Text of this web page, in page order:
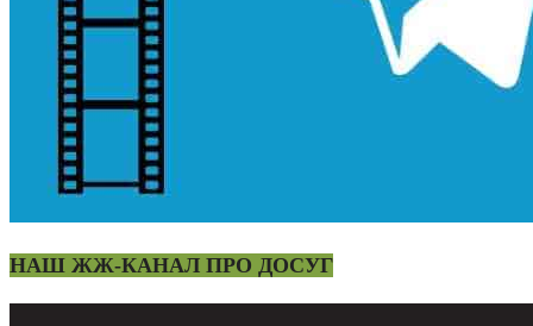
НАШ ЖЖ-КАНАЛ ПРО ДОСУГ